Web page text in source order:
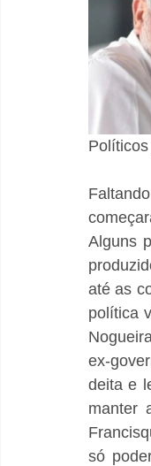
Alguns
até as
política
ex-
deita e
manter
só